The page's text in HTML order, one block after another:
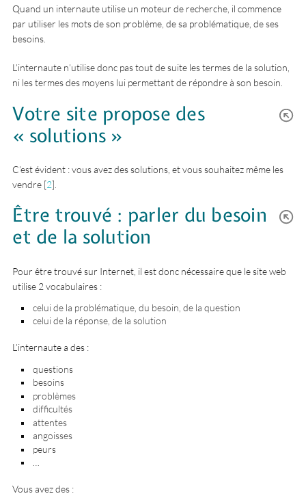
Quand un internaute utilise un moteur de recherche, il commence
par utiliser les mots de son problème, de sa problématique, de ses
besoins.
L’internaute n’utilise donc pas tout de suite les termes de la solution,
ni les termes des moyens lui permettant de répondre à son besoin.
Votre site propose des
« solutions »
C’est évident : vous avez des solutions, et vous souhaitez même les
vendre [2]
Être trouvé : parler du besoin
et de la solution
Pour être trouvé sur Internet, il est donc nécessaire que le site web
utilise 2 vocabulaires :
celui de la problématique, du besoin, de la question
celui de la réponse, de la solution
L’internaute a des :
questions
besoins
problèmes
difficultés
attentes
angoisses
peurs
…
Vous avez des :